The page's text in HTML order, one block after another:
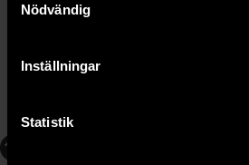
Nödvändig
Inställningar
Statistik
179 kr
Läs mer
15